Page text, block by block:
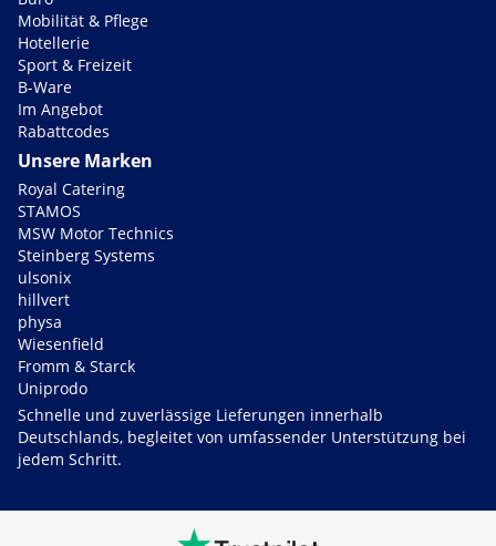
Mobilität & Pflege
Hotellerie
Sport & Freizeit
B-Ware
Im Angebot
Rabattcodes
Unsere Marken
Royal Catering
STAMOS
MSW Motor Technics
Steinberg Systems
ulsonix
hillvert
physa
Wiesenfield
Fromm & Starck
Uniprodo
Schnelle und zuverlässige Lieferungen innerhalb
Deutschlands, begleitet von umfassender Unterstützung bei
jedem Schritt.